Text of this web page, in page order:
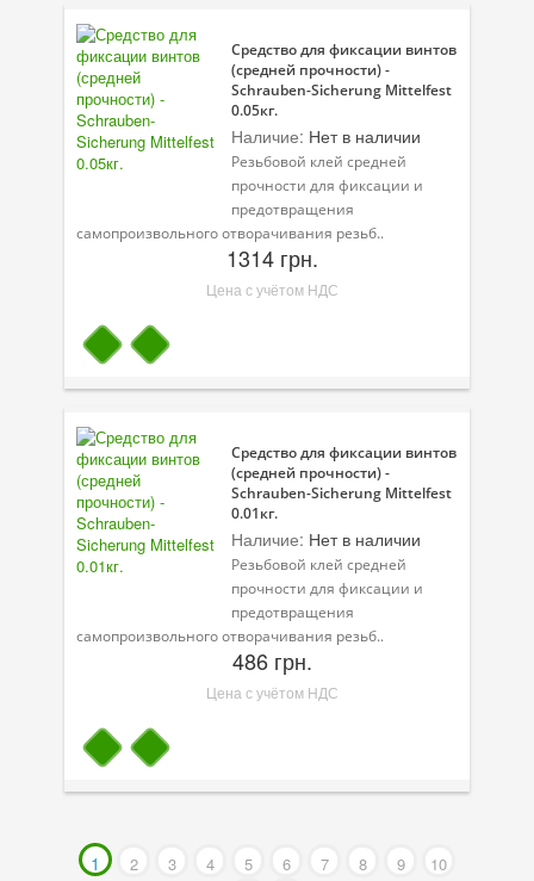
Средство для фиксации винтов
(средней прочности) -
Schrauben-Sicherung Mittelfest
0.05кг.
Наличие: Нет в наличии
Резьбовой клей средней
прочности для фиксации и
предотвращения
самопроизвольного отворачивания резьб..
1314 грн.
Цена с учётом НДС
Средство для фиксации винтов
(средней прочности) -
Schrauben-Sicherung Mittelfest
0.01кг.
Наличие: Нет в наличии
Резьбовой клей средней
прочности для фиксации и
предотвращения
самопроизвольного отворачивания резьб..
486 грн.
Цена с учётом НДС
1 2 3 4 5 6 7 8 9
10